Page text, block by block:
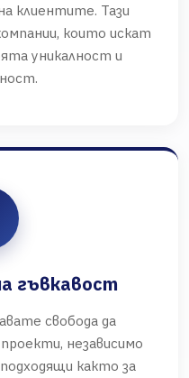
клиентите. Тази
които искат
уникалност и
гъвкавост
свобода да
независимо
както за